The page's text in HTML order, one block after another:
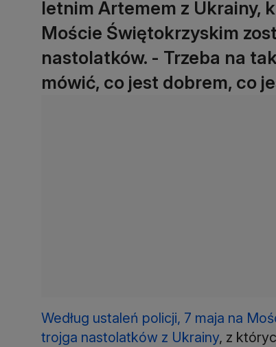
letnim Artemem z Ukrainy,
Moście Świętokrzyskim
nastolatków. - Trzeba na
mówić, co jest dobrem, co
Według ustaleń policji, 7 maja na
trojga nastolatków z Ukrainy, z